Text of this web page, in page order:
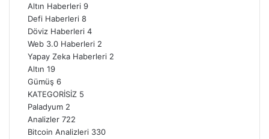
Altın Haberleri 9
Defi Haberleri 8
Döviz Haberleri 4
Web 3.0 Haberleri 2
Yapay Zeka Haberleri 2
Altın 19
Gümüş 6
KATEGORİSİZ 5
Paladyum 2
Analizler 722
Bitcoin Analizleri 330